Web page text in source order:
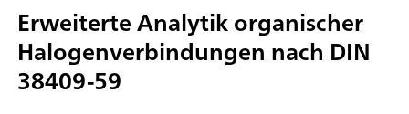
Erweiterte Analytik organischer
Halogenverbindungen nach DIN
38409-59